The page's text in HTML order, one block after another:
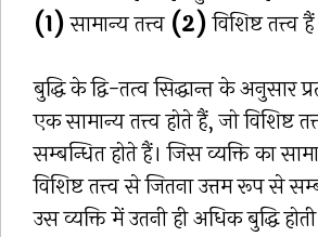
(1)सामान्य तत्त्व (2)विशिष्ट तत्त्व
बुद्धि के द्वि-तत्व सिद्धान्त के अनुसार
एक सामान्य तत्त्व होते हैं, जो विशिष्ट
सम्बन्धित होते हैं। जिस व्यक्ति का
विशिष्ट तत्त्व से जितना उत्तम रूप से
उस व्यक्ति में उतनी ही अधिक बुद्धि